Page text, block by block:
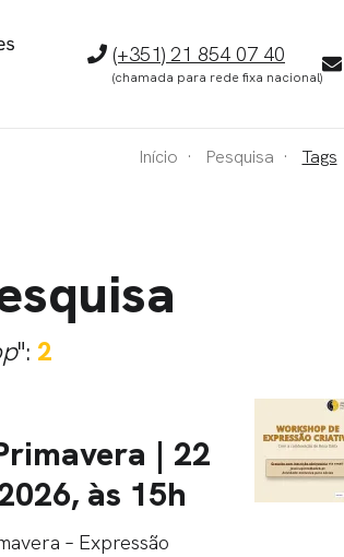
Telefone
(+351) 21 854 07 40
(chamada para rede fixa nacional)
E-
mail
Início Pesquisa Tags
": 2
| 22
às 15h
– Expressão